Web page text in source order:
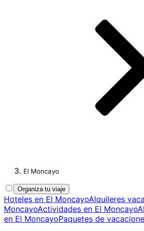
El Moncayo
Organiza tu viaje
Hoteles en El MoncayoAlquileres
MoncayoActividades en El Moncayo
en El MoncayoPaquetes de